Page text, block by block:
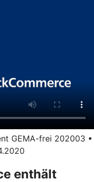
GEMA-frei 202003 •
enthält